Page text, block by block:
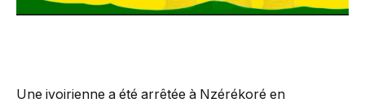
Une ivoirienne a été arrêtée à Nzérékoré en